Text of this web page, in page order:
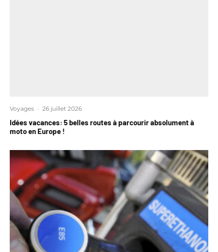
Voyages · 26 juillet 2026
Idées vacances: 5 belles routes à parcourir absolument à
moto en Europe !